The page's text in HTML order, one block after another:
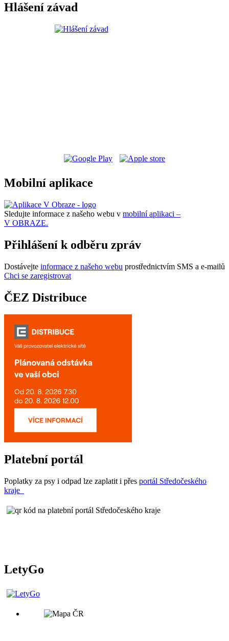
Hlášení závad
Mobilní aplikace
Sledujte informace z našeho webu v mobilní aplikaci –
V OBRAZE.
Přihlášení k odběru zpráv
Dostávejte informace z našeho webu prostřednictvím SMS a e-mailů
Chci se zaregistrovat
ČEZ Distribuce
Platební portál
Poplatky za psy i odpad lze zaplatit i přes portál Středočeského
kraje
LetyGo